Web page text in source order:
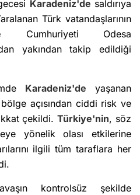
Karadeniz'de saldırıya
Türk vatandaşlarının
Cumhuriyeti Odesa
yakından takip edildiği
Karadeniz'de yaşanan
açısından ciddi risk ve
çekildi.Türkiye'nin, söz
yönelik olası etkilerine
ilgili tüm taraflara her
kontrolsüz şekilde